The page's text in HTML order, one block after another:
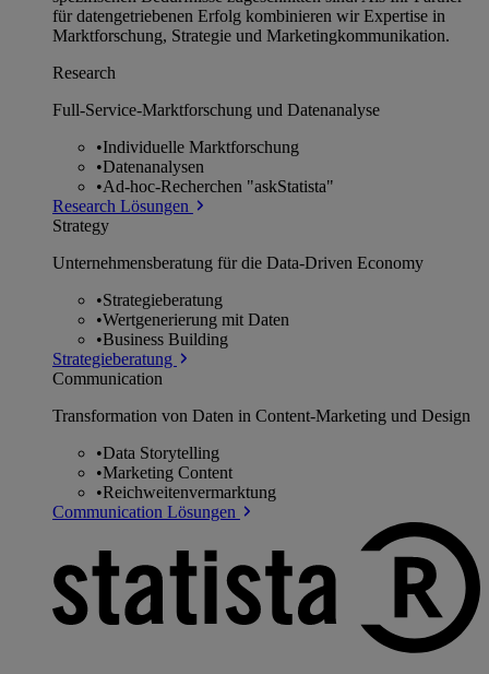
für datengetriebenen Erfolg kombinieren wir Expertise in
Marktforschung, Strategie und Marketingkommunikation.
Research
Full-Service-Marktforschung und Datenanalyse
•Individuelle Marktforschung
•Datenanalysen
•Ad-hoc-Recherchen "askStatista"
Research Lösungen
Strategy
Unternehmens­beratung für die Data-Driven Economy
•Strategieberatung
•Wertgenerierung mit Daten
•Business Building
Strategieberatung
Communication
Transformation von Daten in Content-Marketing und Design
•Data Storytelling
•Marketing Content
•Reichweitenvermarktung
Communication Lösungen